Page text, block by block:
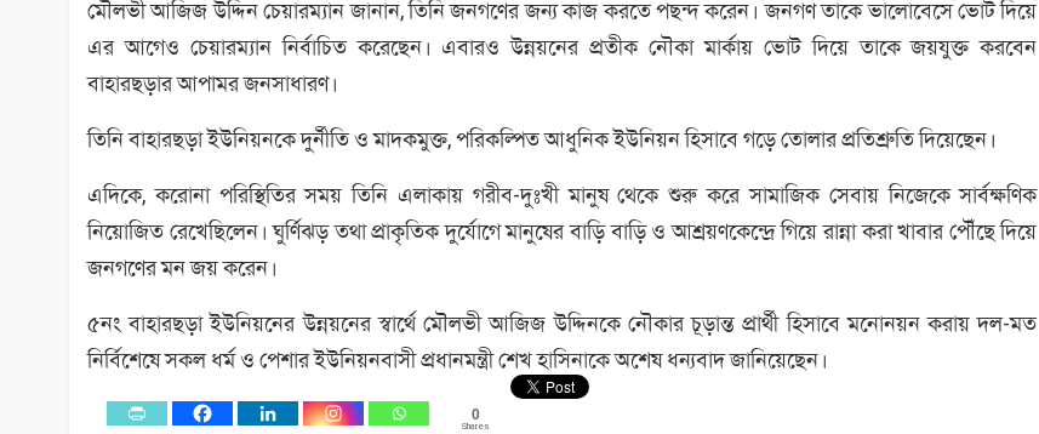
মৌলভী আজিজ উদ্দিন চেয়ারম্যান জানান, তিনি জনগণের জন্য কাজ করতে পছন্দ করেন। জনগণ তাকে ভালোবেসে ভোট দিয়ে
এর আগেও চেয়ারম্যান নির্বাচিত করেছেন। এবারও উন্নয়নের প্রতীক নৌকা মার্কায় ভোট দিয়ে তাকে জয়যুক্ত করবেন
বাহারছড়ার আপামর জনসাধারণ।
তিনি বাহারছড়া ইউনিয়নকে দুর্নীতি ও মাদকমুক্ত, পরিকল্পিত আধুনিক ইউনিয়ন হিসাবে গড়ে তোলার প্রতিশ্রুতি দিয়েছেন।
এদিকে, করোনা পরিস্থিতির সময় তিনি এলাকায় গরীব-দুঃখী মানুষ থেকে শুরু করে সামাজিক সেবায় নিজেকে সার্বক্ষণিক
নিয়োজিত রেখেছিলেন। ঘুর্ণিঝড় তথা প্রাকৃতিক দুর্যোগে মানুষের বাড়ি বাড়ি ও আশ্রয়ণকেন্দ্রে গিয়ে রান্না করা খাবার পৌঁছে দিয়ে
জনগণের মন জয় করেন।
৫নং বাহারছড়া ইউনিয়নের উন্নয়নের স্বার্থে মৌলভী আজিজ উদ্দিনকে নৌকার চূড়ান্ত প্রার্থী হিসাবে মনোনয়ন করায় দল-মত
নির্বিশেষে সকল ধর্ম ও পেশার ইউনিয়নবাসী প্রধানমন্ত্রী শেখ হাসিনাকে অশেষ ধন্যবাদ জানিয়েছেন।
0
Shares